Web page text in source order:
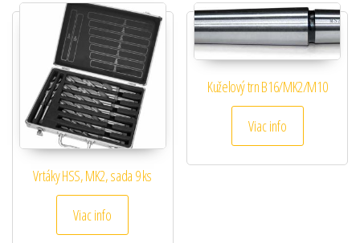
Vrtáky HSS, MK2, sada 9 ks
Viac info
Kuželový trn B16/MK2/M10
Viac info